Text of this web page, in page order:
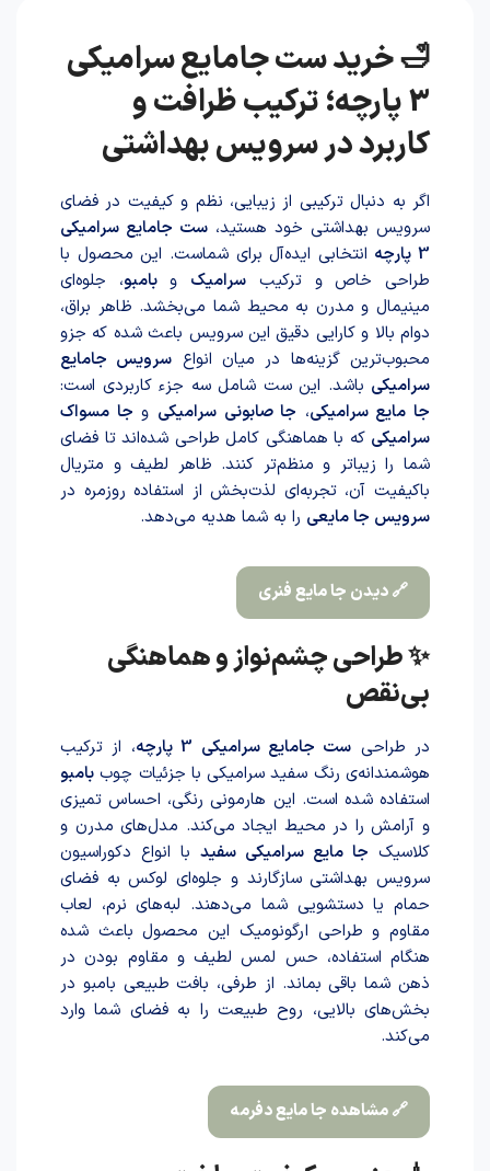
🛁 خرید ست جامایع سرامیکی
3 پارچه؛ ترکیب ظرافت و
کاربرد در سرویس بهداشتی
اگر به دنبال ترکیبی از زیبایی، نظم و کیفیت در فضای
سرویس بهداشتی خود هستید، ست جامایع سرامیکی
3 پارچه
انتخابی ایده‌آل برای شماست. این محصول با
طراحی خاص و ترکیب سرامیک وبامبو، جلوه‌ای
مینیمال و مدرن به محیط شما می‌بخشد. ظاهر براق،
دوام بالا و کارایی دقیق این سرویس با‌عث شد‌ه که جزو
محبوب‌ترین گزینه‌ها در میان انواع سرویس جامایع
سرامیکی باشد. این ست شامل سه جزء کاربردی است:
جا مایع سرامیکی، جا صابونی سرامیکی و جا مسواک
سرامیکی که با هماهنگی کامل طراحی شده‌اند تا فضای
شما را زیباتر و منظم‌تر کنند. ظاهر لطیف و متریال
باکیفیت آن، تجربه‌ای لذت‌بخش از استفاده روزمره در
سرویس جا مایعی را به شما هدیه می‌دهد.
🔗 دیدن جا مایع فنری
✨ طراحی چشم‌نواز و هماهنگی
بی‌نقص
در طراحی ست جامایع سرامیکی 3 پارچه
، از ترکیب
هوشمندانه‌ی رنگ سفید سرامیکی با جزئیات چوب بامبو
استفاد‌ه شد‌ه است. این هارمونی رنگی، احساس تمیزی
و آرامش را در محیط ایجاد می‌کند. مدل‌های مدرن و
کلاسیک جا مایع سرامیکی سفیدبا انواع دکوراسیون
سرویس بهداشتی سازگارند و جلوه‌ای لوکس به فضای
حمام یا دستشویی شما می‌دهند. لبه‌های نرم، لعاب
مقاوم و طراحی ارگونومیک این محصول با‌عث شد‌ه
هنگام استفاده، حس لمس لطیف و مقاوم بودن در
ذهن شما باقی بماند. از طرفی، بافت طبیعی بامبو در
بخش‌های بالایی، روح طبیعت را به فضای شما وارد
می‌کند.
🔗 مشاهده جا مایع دفرمه